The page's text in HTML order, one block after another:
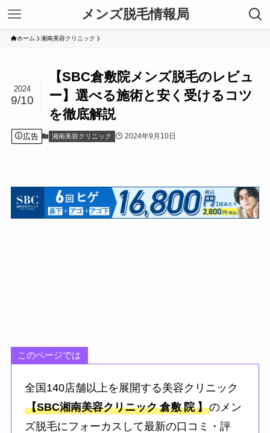
メンズ脱毛情報局
ホーム 湘南美容クリニック
【SBC倉敷院メンズ脱毛のレビュ
ー】選べる施術と安く受けるコツ
を徹底解説
2024
9/10
広告 湘南美容クリニック 2024年9月10日
このページでは
全国140店舗以上を展開する美容クリニック
【SBC湘南美容クリニック 倉敷 院 】のメン
ズ脱毛にフォーカスして最新の口コミ・評